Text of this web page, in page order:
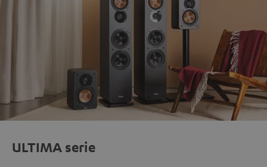
ULTIMA serie